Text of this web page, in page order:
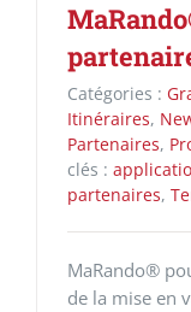
Catégories :
Itinéraires,
Partenaires,
clés :
partenaires,
MaRando®
de la mise en